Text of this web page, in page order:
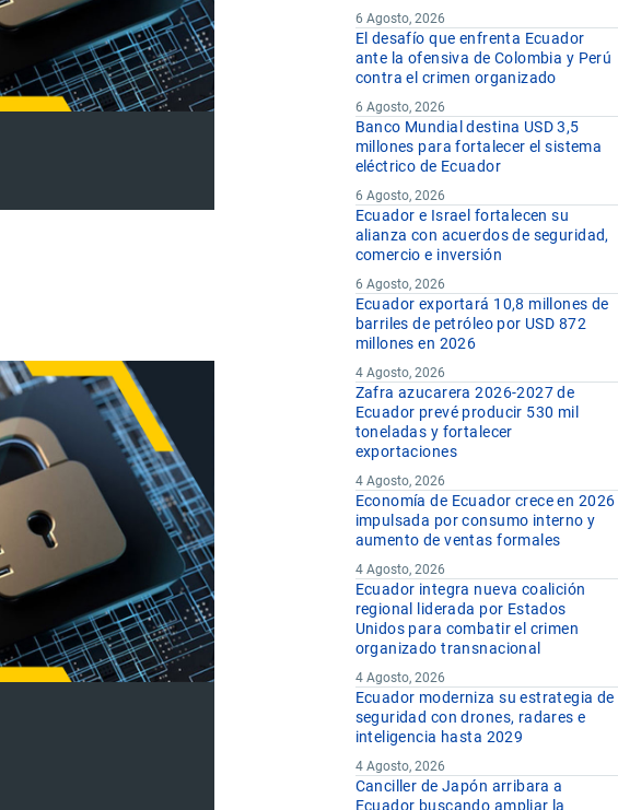
6 Agosto, 2026
El desafío que enfrenta Ecuador
ante la ofensiva de Colombia y Perú
contra el crimen organizado
6 Agosto, 2026
Banco Mundial destina USD 3,5
millones para fortalecer el sistema
eléctrico de Ecuador
6 Agosto, 2026
Ecuador e Israel fortalecen su
alianza con acuerdos de seguridad,
comercio e inversión
6 Agosto, 2026
Ecuador exportará 10,8 millones de
barriles de petróleo por USD 872
millones en 2026
4 Agosto, 2026
Zafra azucarera 2026-2027 de
Ecuador prevé producir 530 mil
toneladas y fortalecer
exportaciones
4 Agosto, 2026
Economía de Ecuador crece en 2026
impulsada por consumo interno y
aumento de ventas formales
4 Agosto, 2026
Ecuador integra nueva coalición
regional liderada por Estados
Unidos para combatir el crimen
organizado transnacional
4 Agosto, 2026
Ecuador moderniza su estrategia de
seguridad con drones, radares e
inteligencia hasta 2029
4 Agosto, 2026
Canciller de Japón arribara a
Ecuador buscando ampliar la